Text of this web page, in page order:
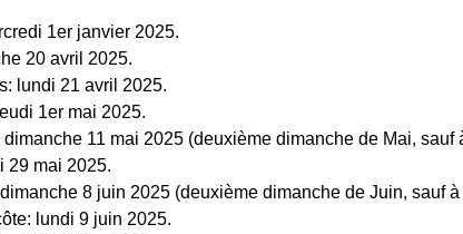
1er janvier 2025.
20 avril 2025.
lundi 21 avril 2025.
1er mai 2025.
11 mai 2025 (deuxième dimanche de Mai, sauf
29 mai 2025.
8 juin 2025 (deuxième dimanche de Juin, sauf à
lundi 9 juin 2025.